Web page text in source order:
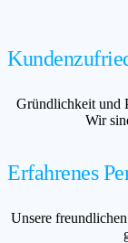
Gründlichkeit und
Wir
Erfahrenes
Unsere